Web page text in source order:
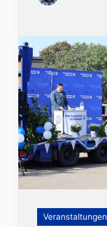
Veranstaltungen